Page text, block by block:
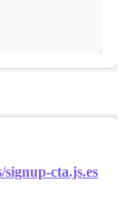
cta.js.es